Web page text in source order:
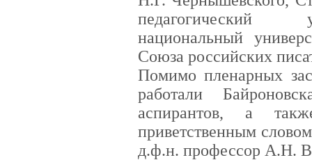
педагогический
национальный
Союза российских
Помимо пленарных
работали
аспирантов, а
приветственным
д.ф.н. профессор А.Н.